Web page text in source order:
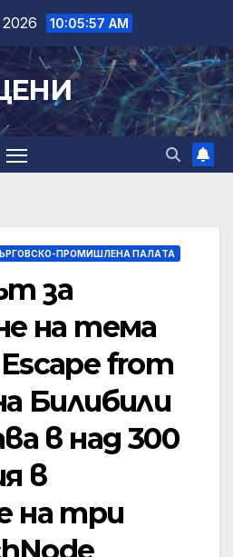
10:05:57 AM
ПРОМИШЛЕНА ПАЛAТА
за
на тема
from
Билибили
в над 300
в
на три